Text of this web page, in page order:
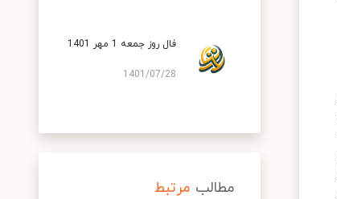
فال روز جمعه 1 مهر 1401
1401/07/28
مطالب مرتبط